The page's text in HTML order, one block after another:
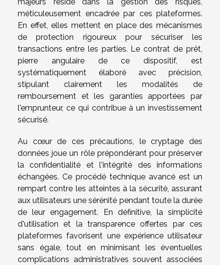
méticuleusement encadrée par ces plateformes.
En effet, elles mettent en place des mécanismes
de protection rigoureux pour sécuriser les
transactions entre les parties. Le contrat de prêt,
pierre angulaire de ce dispositif, est
systématiquement élaboré avec précision,
stipulant clairement les modalités de
remboursement et les garanties apportées par
l'emprunteur, ce qui contribue à un investissement
sécurisé.
Au cœur de ces précautions, le cryptage des
données joue un rôle prépondérant pour préserver
la confidentialité et l'intégrité des informations
échangées. Ce procédé technique avancé est un
rempart contre les atteintes à la sécurité, assurant
aux utilisateurs une sérénité pendant toute la durée
de leur engagement. En définitive, la simplicité
d'utilisation et la transparence offertes par ces
plateformes favorisent une expérience utilisateur
sans égale, tout en minimisant les éventuelles
complications administratives souvent associées